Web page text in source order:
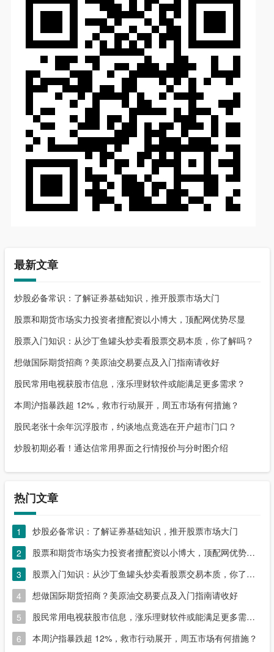
最新文章
炒股必备常识：了解证券基础知识，推开股票市场大门
股票和期货市场实力投资者擅配资以小博大，顶配网优势尽显
股票入门知识：从沙丁鱼罐头炒卖看股票交易本质，你了解吗？
想做国际期货招商？美原油交易要点及入门指南请收好
股民常用电视获股市信息，涨乐理财软件或能满足更多需求？
本周沪指暴跌超 12%，救市行动展开，周五市场有何措施？
股民老张十余年沉浮股市，约谈地点竟选在开户超市门口？
炒股初期必看！通达信常用界面之行情报价与分时图介绍
热门文章
1
炒股必备常识：了解证券基础知识，推开股票市场大门
2
股票和期货市场实力投资者擅配资以小博大，顶配网优势尽显
3
股票入门知识：从沙丁鱼罐头炒卖看股票交易本质，你了解吗？
4
想做国际期货招商？美原油交易要点及入门指南请收好
5
股民常用电视获股市信息，涨乐理财软件或能满足更多需求？
6
本周沪指暴跌超 12%，救市行动展开，周五市场有何措施？